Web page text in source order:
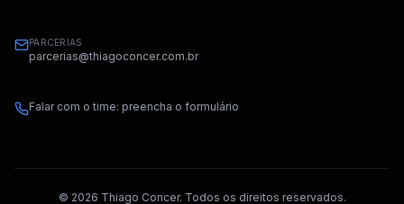
PARCERIAS
parcerias@thiagoconcer.com.br
Falar com o time: preencha o formulário
© 2026 Thiago Concer. Todos os direitos reservados.